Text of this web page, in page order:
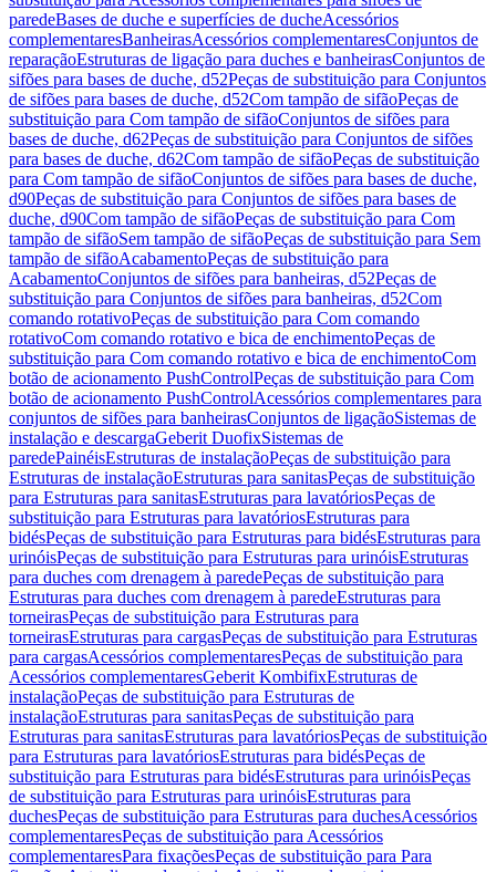
paredeBases de duche e superfícies de ducheAcessórios
complementaresBanheirasAcessórios complementaresConjuntos de
reparaçãoEstruturas de ligação para duches e banheirasConjuntos de
sifões para bases de duche, d52Peças de substituição para Conjuntos
de sifões para bases de duche, d52Com tampão de sifãoPeças de
substituição para Com tampão de sifãoConjuntos de sifões para
bases de duche, d62Peças de substituição para Conjuntos de sifões
para bases de duche, d62Com tampão de sifãoPeças de substituição
para Com tampão de sifãoConjuntos de sifões para bases de duche,
d90Peças de substituição para Conjuntos de sifões para bases de
duche, d90Com tampão de sifãoPeças de substituição para Com
tampão de sifãoSem tampão de sifãoPeças de substituição para Sem
tampão de sifãoAcabamentoPeças de substituição para
AcabamentoConjuntos de sifões para banheiras, d52Peças de
substituição para Conjuntos de sifões para banheiras, d52Com
comando rotativoPeças de substituição para Com comando
rotativoCom comando rotativo e bica de enchimentoPeças de
substituição para Com comando rotativo e bica de enchimentoCom
botão de acionamento PushControlPeças de substituição para Com
botão de acionamento PushControlAcessórios complementares para
conjuntos de sifões para banheirasConjuntos de ligaçãoSistemas de
instalação e descargaGeberit DuofixSistemas de
paredePainéisEstruturas de instalaçãoPeças de substituição para
Estruturas de instalaçãoEstruturas para sanitasPeças de substituição
para Estruturas para sanitasEstruturas para lavatóriosPeças de
substituição para Estruturas para lavatóriosEstruturas para
bidésPeças de substituição para Estruturas para bidésEstruturas para
urinóisPeças de substituição para Estruturas para urinóisEstruturas
para duches com drenagem à paredePeças de substituição para
Estruturas para duches com drenagem à paredeEstruturas para
torneirasPeças de substituição para Estruturas para
torneirasEstruturas para cargasPeças de substituição para Estruturas
para cargasAcessórios complementaresPeças de substituição para
Acessórios complementaresGeberit KombifixEstruturas de
instalaçãoPeças de substituição para Estruturas de
instalaçãoEstruturas para sanitasPeças de substituição para
Estruturas para sanitasEstruturas para lavatóriosPeças de substituição
para Estruturas para lavatóriosEstruturas para bidésPeças de
substituição para Estruturas para bidésEstruturas para urinóisPeças
de substituição para Estruturas para urinóisEstruturas para
duchesPeças de substituição para Estruturas para duchesAcessórios
complementaresPeças de substituição para Acessórios
complementaresPara fixaçõesPeças de substituição para Para